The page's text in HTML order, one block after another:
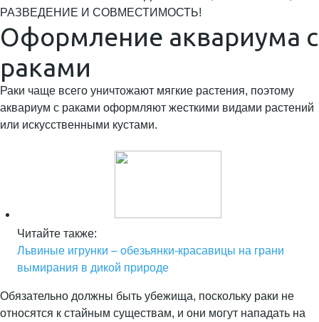
РАЗВЕДЕНИЕ И СОВМЕСТИМОСТЬ!
Оформление аквариума с
раками
Раки чаще всего уничтожают мягкие растения, поэтому
аквариум с раками оформляют жесткими видами растений
или искусственными кустами.
Читайте также:
Львиные игрунки – обезьянки-красавицы на грани
вымирания в дикой природе
Обязательно должны быть убежища, поскольку раки не
относятся к стайным существам, и они могут нападать на